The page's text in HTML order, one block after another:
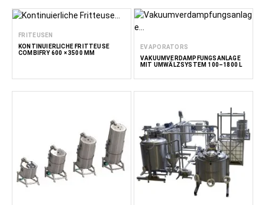
FRITEUSEN
KONTINUIERLICHE FRITTEUSE
COMBIFRY 600 × 3500 MM
EVAPORATORS
VAKUUMVERDAMPFUNGSANLAGE
MIT UMWÄLZSYSTEM 100–1800 L